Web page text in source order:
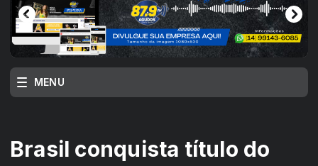
MENU
Brasil conquista título do